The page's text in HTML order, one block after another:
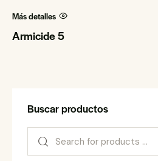
Más detalles
Armicide 5
Buscar productos